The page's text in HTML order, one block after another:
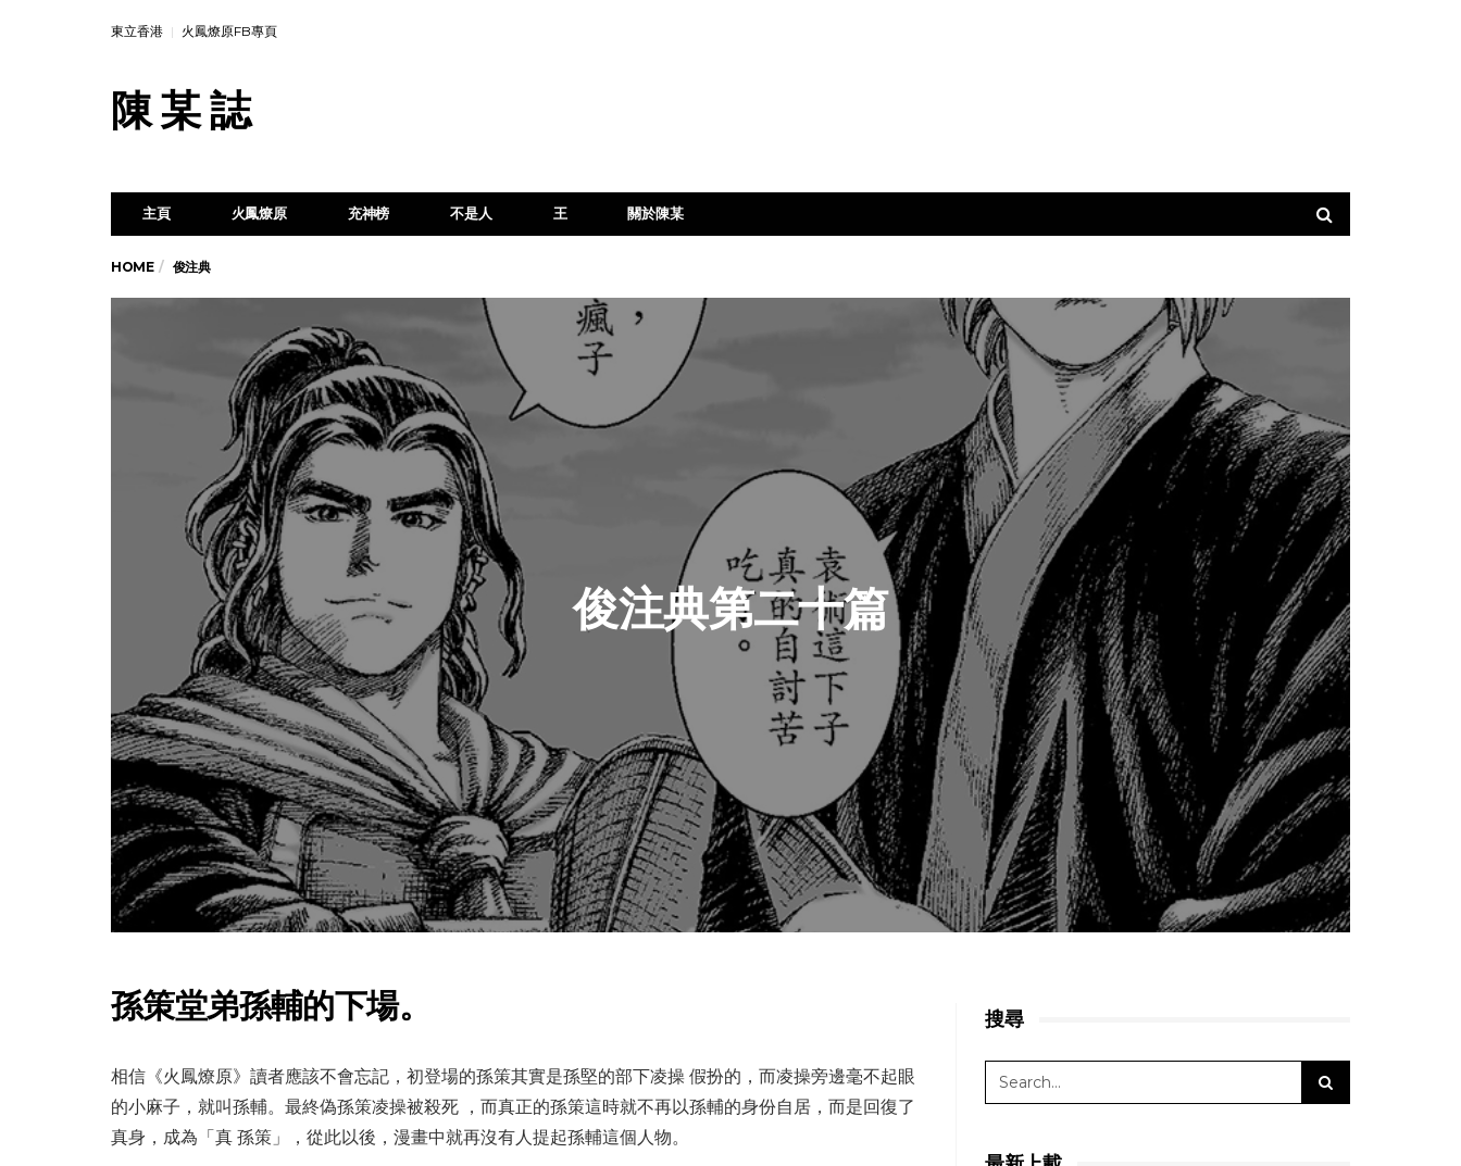
東立香港 火鳳燎原FB專頁
陳 某 誌
主頁 火鳳燎原 充神榜 不是人 王 關於陳某
HOME 俊注典
俊注典第二十篇
孫策堂弟孫輔的下場。
相信《火鳳燎原》讀者應該不會忘記，初登場的孫策其實是孫堅的部下凌操 假扮的，而凌操旁邊毫不起眼
的小麻子，就叫孫輔。最終偽孫策凌操被殺死 ，而真正的孫策這時就不再以孫輔的身份自居，而是回復了
真身，成為「真 孫策」，從此以後，漫畫中就再沒有人提起孫輔這個人物。
搜尋